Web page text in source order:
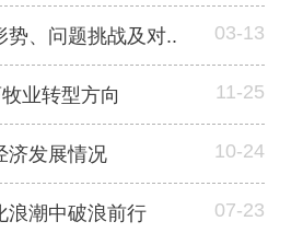
势、问题挑战及对.. 03-13
业转型方向 11-25
济发展情况 10-24
浪潮中破浪前行 07-23